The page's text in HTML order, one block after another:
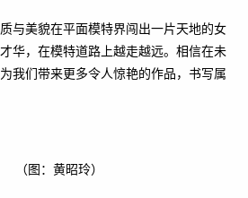
与美貌在平面模特界闯出一片天地的女
华，在模特道路上越走越远。相信在未
我们带来更多令人惊艳的作品，书写属
（图：黄昭玲）